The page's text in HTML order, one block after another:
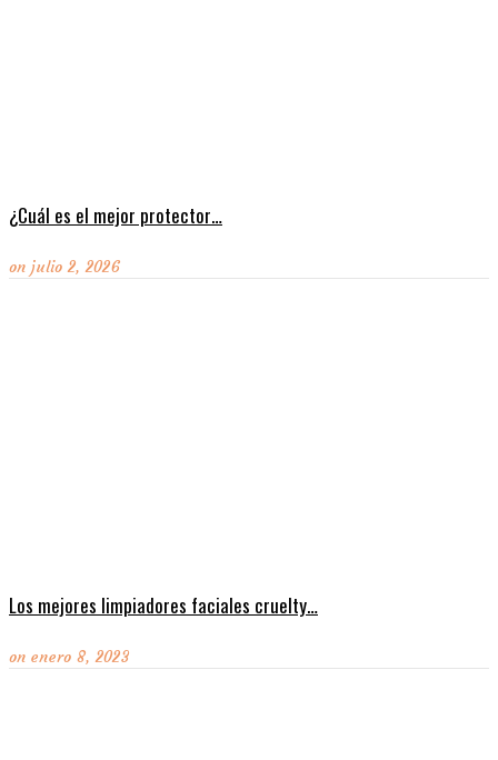
¿Cuál es el mejor protector…
on julio 2, 2026
Los mejores limpiadores faciales cruelty…
on enero 8, 2023